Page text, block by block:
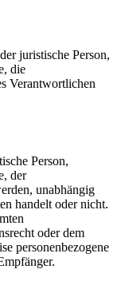
juristische Person,
die
Verantwortlichen
Person,
der
unabhängig
handelt oder nicht.
oder dem
personenbezogene